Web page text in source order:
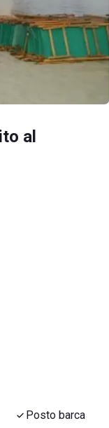
al
Posto barca